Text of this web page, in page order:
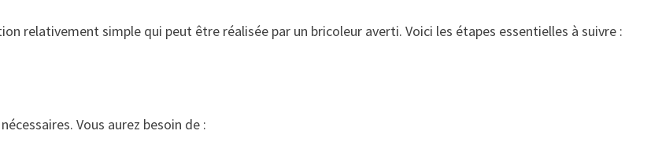
relativement simple qui peut être réalisée par un bricoleur averti. Voici les étapes essentielles à suivre :
Vous aurez besoin de :